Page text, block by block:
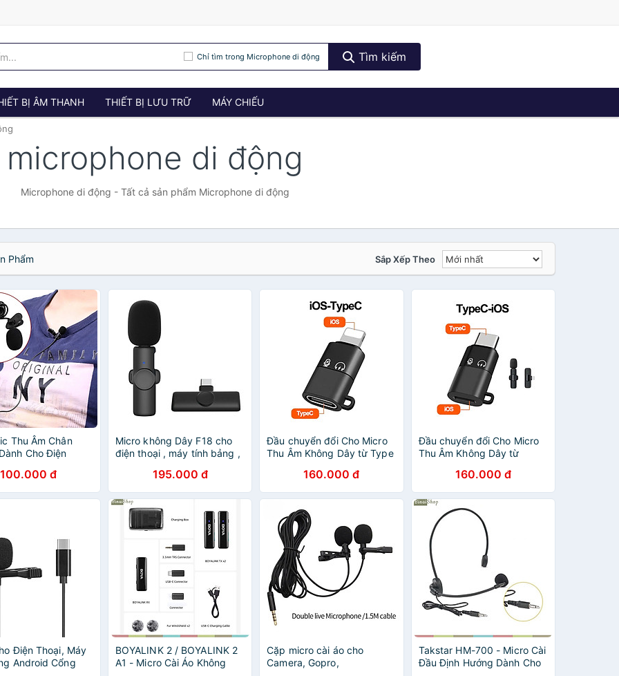
Chỉ tìm trong Microphone di động Tìm kiếm
BỊ ÂM THANH THIẾT BỊ LƯU TRỮ MÁY CHIẾU
microphone di động
Microphone di động - Tất cả sản phẩm Microphone di động
Phẩm Sắp Xếp Theo
Thu Âm Chân
Cho Điện
Nhập Khẩu
100.000 đ
Micro không Dây F18 cho
điện thoại , máy tính bảng ,
- hàng nhập khẩu
195.000 đ
Đầu chuyển đổi Cho Micro
Thu Âm Không Dây từ Type
type c sang ios Jack Dây
KHÔNG DÙNG CHO TAI
NGHE - Hàng Nhập Khẩu
160.000 đ
Đầu chuyển đổi Cho Micro
Thu Âm Không Dây từ
Type C Từ ios Sang Type c
- Giao Màu Ngẫu Nhiên -
Hàng Nhập Khẩu
160.000 đ
Điện Thoại, Máy
Android Cổng
BOYALINK 2 / BOYALINK 2
A1 - Micro Cài Áo Không
Cặp micro cài áo cho
Camera, Gopro,
Takstar HM-700 - Micro Cài
Đầu Định Hướng Dành Cho